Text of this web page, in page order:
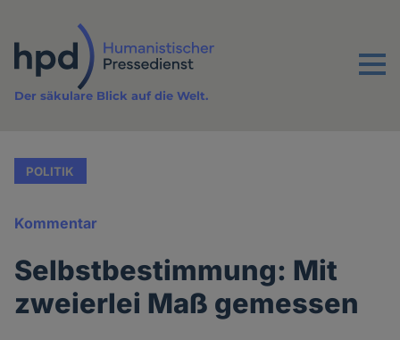
Inhalt
Menu
Der säkulare Blick auf die Welt.
POLITIK
Kommentar
Selbstbestimmung: Mit
zweierlei Maß gemessen